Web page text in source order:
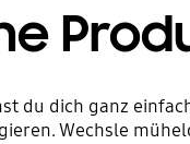
du dich ganz
Wechsle